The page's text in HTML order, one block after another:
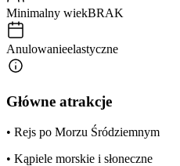
Minimalny wiekBRAK
Anulowanieelastyczne
Główne atrakcje
• Rejs po Morzu Śródziemnym
• Kąpiele morskie i słoneczne